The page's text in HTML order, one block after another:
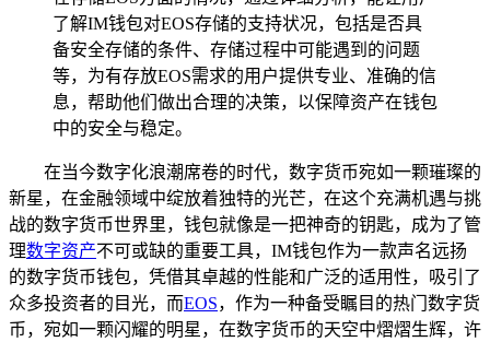
了解IM钱包对EOS存储的支持状况，包括是否具
备安全存储的条件、存储过程中可能遇到的问题
等，为有存放EOS需求的用户提供专业、准确的信
息，帮助他们做出合理的决策，以保障资产在钱包
中的安全与稳定。
在当今数字化浪潮席卷的时代，数字货币宛如一颗璀璨的
新星，在金融领域中绽放着独特的光芒，在这个充满机遇与挑
战的数字货币世界里，钱包就像是一把神奇的钥匙，成为了管
理数字资产不可或缺的重要工具，IM钱包作为一款声名远扬
的数字货币钱包，凭借其卓越的性能和广泛的适用性，吸引了
众多投资者的目光，而EOS，作为一种备受瞩目的热门数字货
币，宛如一颗闪耀的明星，在数字货币的天空中熠熠生辉，许